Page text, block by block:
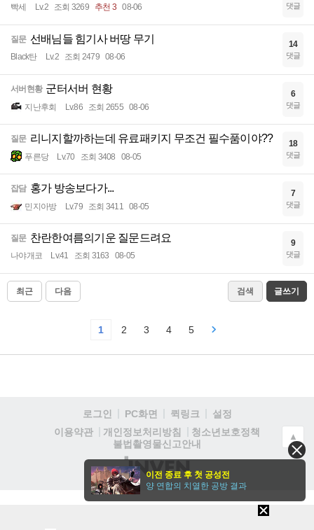
빡세 Lv.2 조회 3269 추천 3 08-06 댓글
질문 선배님들 힘기사 버땅 무기
Black탄 Lv.2 조회 2479 08-06
14
댓글
서버현황 군터서버 현황
지난후회 Lv.86 조회 2655 08-06
6
댓글
질문 리니지할까하는데 유료패키지 무조건 필수품이야??
푸른당 Lv.70 조회 3408 08-05
18
댓글
잡담 홍가 방송보다가...
민지아방 Lv.79 조회 3411 08-05
7
댓글
질문 찬란한여름의기운 질문드려요
나야개코 Lv.41 조회 3163 08-05
9
댓글
최근 다음 검색 글쓰기
1 2 3 4 5
로그인 PC화면 퀵링크
설정
이용약관
개인정보처리방침
청소년보호정책
불법촬영물신고안내
(주)
인
벤
▲
이전 종료 후 첫 공성전
양 연합의 치열한 공방 결과